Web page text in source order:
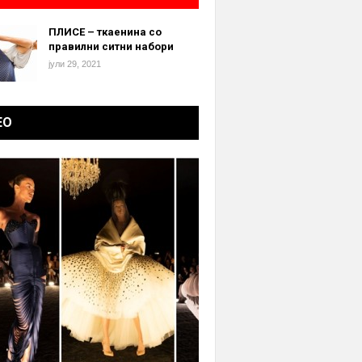
ПЛИСЕ – ткаенина со
правилни ситни набори
јули 29, 2021